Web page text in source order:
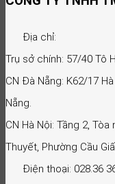
Địa chỉ:
Trụ sở chính: 57/40 Tô
CN Đà Nẵng: K62/17
Nẵng.
CN Hà Nội: Tầng 2,
Thuyết, Phường Cầu
Điện thoại: 028.36